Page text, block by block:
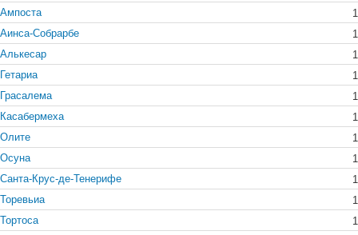
Ампоста
1
Аинса-Собрарбе
1
Алькесар
1
Гетариа
1
Грасалема
1
Касабермеха
1
Олите
1
Осуна
1
Санта-Крус-де-Тенерифе
1
Торевьиа
1
Тортоса
1